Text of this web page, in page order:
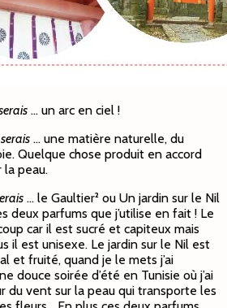
… un arc en ciel !
… une matière naturelle, du
Quelque chose produit en accord
la peau.
… le Gaultier² ou Un jardin sur le Nil
deux parfums que j’utilise en fait ! Le
car il est sucré et capiteux mais
il est unisexe. Le jardin sur le Nil est
et fruité, quand je le mets j’ai
douce soirée d’été en Tunisie où j’ai
du vent sur la peau qui transporte les